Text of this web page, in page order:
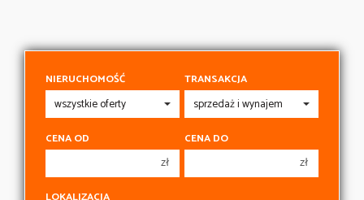
NIERUCHOMOŚĆ TRANSAKCJA
CENA OD
zł
CENA DO
zł